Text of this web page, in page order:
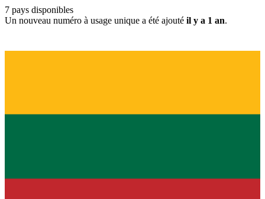
7 pays disponibles
Un nouveau numéro à usage unique a été ajouté il y a 1 an.